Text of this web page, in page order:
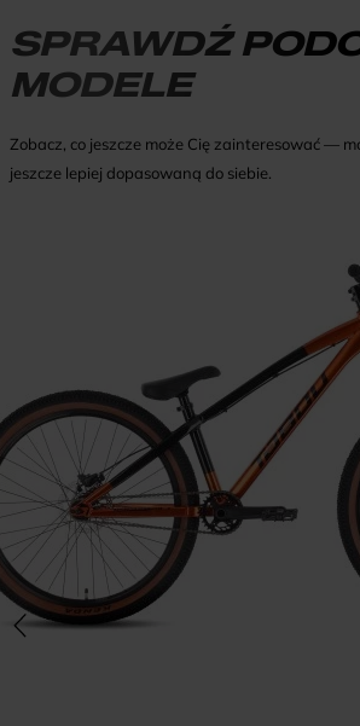
SPRAWDŹ
MODELE
Zobacz, co jeszcze może Cię zainteresować —
jeszcze lepiej dopasowaną do siebie.